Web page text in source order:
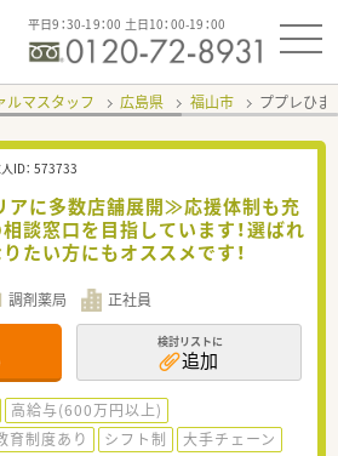
平日9：30-19：00 土日10：00-19：00
ルマスタッフ 広島県 福山市 ププレひ
ID： 573733
アに多数店舗展開≫応援体制も充
談窓口を目指しています！選ばれ
たい方にもオススメです！
調剤薬局 正社員
検討リストに
追加
高給与(600万円以上)
育制度あり シフト制
大手チェーン